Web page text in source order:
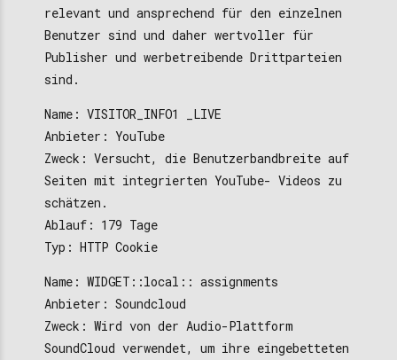
relevant und ansprechend für den einzelnen
Benutzer sind und daher wertvoller für
Publisher und werbetreibende Drittparteien
sind.
Name: VISITOR_INFO1 _LIVE
Anbieter: YouTube
Zweck: Versucht, die Benutzerbandbreite auf
Seiten mit integrierten YouTube- Videos zu
schätzen.
Ablauf: 179 Tage
Typ: HTTP Cookie
Name: WIDGET::local:: assignments
Anbieter: Soundcloud
Zweck: Wird von der Audio-Plattform
SoundCloud verwendet, um ihre eingebetteten